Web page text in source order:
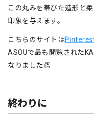
この丸みを帯びた造形と
印象を与えます。
こちらのサイトは
ASOUで最も閲覧された
なりました👏
終わりに